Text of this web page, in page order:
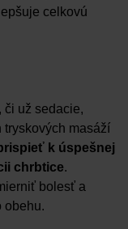
celkovú
či už sedacie,
masáží
k úspešnej
chrbtice.
bolesť a
obehu.